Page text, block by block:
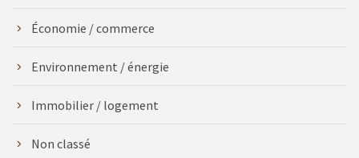
Économie / commerce
Environnement / énergie
Immobilier / logement
Non classé